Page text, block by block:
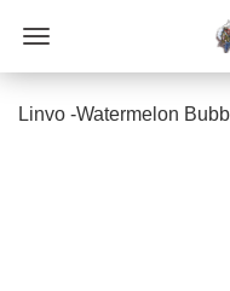
Linvo -Watermelon